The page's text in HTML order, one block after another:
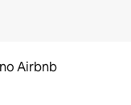
Airbnb